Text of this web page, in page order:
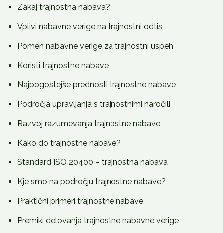
Zakaj trajnostna nabava?
Vplivi nabavne verige na trajnostni odtis
Pomen nabavne verige za trajnostni uspeh
Koristi trajnostne nabave
Najpogostejše prednosti trajnostne nabave
Področja upravljanja s trajnostnimi naročili
Razvoj razumevanja trajnostne nabave
Kako do trajnostne nabave?
Standard ISO 20400 – trajnostna nabava
Kje smo na področju trajnostne nabave?
Praktični primeri trajnostne nabave
Premiki delovanja trajnostne nabavne verige